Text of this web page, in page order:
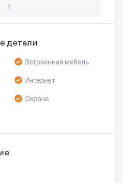
1
детали
Встроенная мебель
Интернет
Охрана